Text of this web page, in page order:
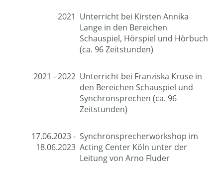
2021 Unterricht bei Kirsten Annika
Lange in den Bereichen
Schauspiel, Hörspiel und Hörbuch
(ca. 96 Zeitstunden)
2021 - 2022 Unterricht bei Franziska Kruse in
den Bereichen Schauspiel und
Synchronsprechen (ca. 96
Zeitstunden)
17.06.2023 -
18.06.2023
Synchronsprecherworkshop im
Acting Center Köln unter der
Leitung von Arno Fluder